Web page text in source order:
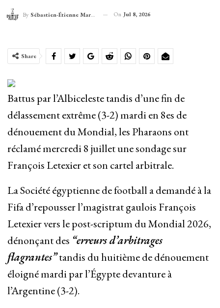
By Sébastien-Étienne Marechal On Jul 8, 2026
Share
Battus par l’Albiceleste tandis d’une fin de
délassement extrême (3-2) mardi en 8es de
dénouement du Mondial, les Pharaons ont
réclamé mercredi 8 juillet une sondage sur
François Letexier et son cartel arbitrale.
La Société égyptienne de football a demandé à la
Fifa d’repousser l’magistrat gaulois François
Letexier vers le post-scriptum du Mondial 2026,
dénonçant des “erreurs d’arbitrages
flagrantes”tandis du huitième de dénouement
éloigné mardi par l’Égypte devanture à
l’Argentine (3-2).